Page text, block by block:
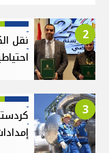
2
نقل
3